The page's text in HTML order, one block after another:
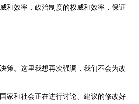
和效率，政治制度的权威和效率，保证
策。这里我想再次强调，我们不会为改
家和社会正在进行讨论、建议的修改好